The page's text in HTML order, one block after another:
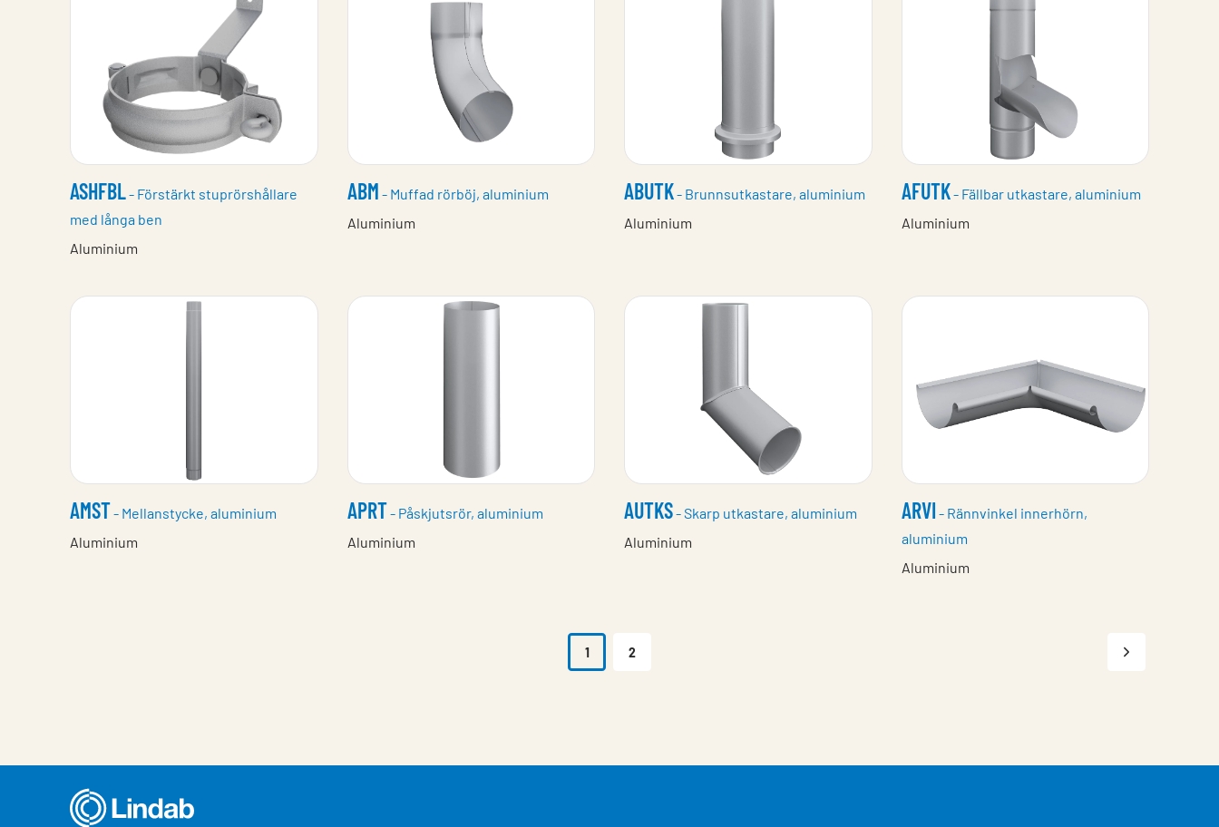
ASHFBL- Förstärkt stuprörshållare
med långa ben
Aluminium
ABM - Muffad rörböj, aluminium
Aluminium
ABUTK- Brunnsutkastare, aluminium
Aluminium
AFUTK- Fällbar utkastare, aluminium
Aluminium
AMST- Mellanstycke, aluminium
Aluminium
APRT- Påskjutsrör, aluminium
Aluminium
AUTKS- Skarp utkastare, aluminium
Aluminium
ARVI - Rännvinkel innerhörn,
aluminium
Aluminium
1 2